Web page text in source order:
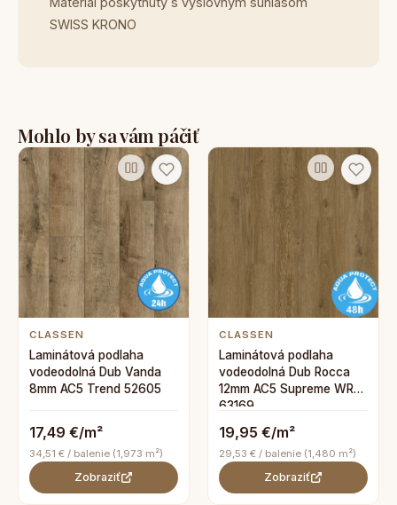
SWISS KRONO
Mohlo by sa vám páčiť
CLASSEN
Laminátová podlaha
vodeodolná Dub Vanda
8mm AC5 Trend 52605
17,49 €/m²
34,51 € / balenie (1,973 m²)
Zobraziť
CLASSEN
Laminátová podlaha
vodeodolná Dub Rocca
12mm AC5 Supreme WR
63169
19,95 €/m²
29,53 € / balenie (1,480 m²)
Zobraziť